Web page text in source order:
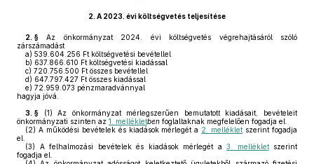
2. A 2023. évi költségvetés teljesítése
2. § Az önkormányzat 2024. évi költségvetés végrehajtásáról szóló
zárszámadást
a) 539.604.256 Ft költségvetési bevétellel
b) 637.866.610 Ft költségvetési kiadással
c) 720.756.500 Ft összes bevétellel
d) 647.797.427 Ft összes kiadással
e) 72.959.073 pénzmaradvánnyal
hagyja jóvá.
3. § (1) Az önkormányzat mérlegszerűen bemutatott kiadásait, bevételeit
önkormányzati szinten az 1. mellékletben foglaltaknak megfelelően fogadja el.
(2) A működési bevételek és kiadások mérlegét a 2. melléklet szerint fogadja
el.
(3) A felhalmozási bevételek és kiadások mérlegét a 3. mellékletszerint
fogadja el.